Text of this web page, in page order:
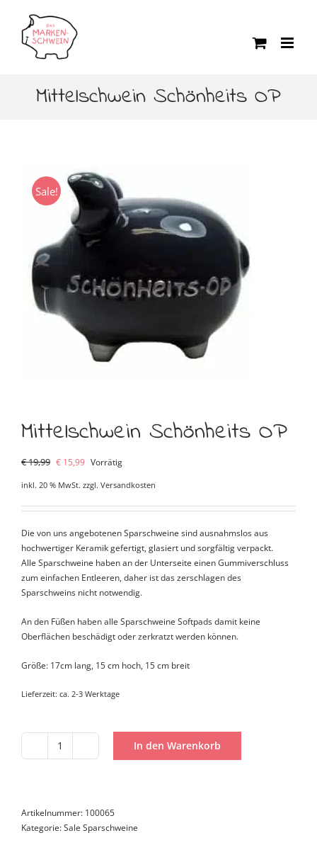
springen
Mittelschwein Schönheits OP
Sale!
Mittelschwein Schönheits OP
€19,99 Ursprünglicher
war:
€ 19,99
€ 15,99Aktueller
ist:
€ 15,99.
Vorrätig
inkl. 20 % MwSt. zzgl. Versandkosten
Die von uns angebotenen Sparschweine sind ausnahmslos aus
hochwertiger Keramik gefertigt, glasiert und sorgfältig verpackt.
Alle Sparschweine haben an der Unterseite einen Gummiverschluss
zum einfachen Entleeren, daher ist das zerschlagen des
Sparschweins nicht notwendig.
An den Füßen haben alle Sparschweine Softpads damit keine
Oberflächen beschädigt oder zerkratzt werden können.
Größe: 17cm lang, 15 cm hoch, 15 cm breit
Lieferzeit: ca. 2-3 Werktage
Mittelschwein
In den Warenkorb
Artikelnummer: 100065
Kategorie:Sale Sparschweine